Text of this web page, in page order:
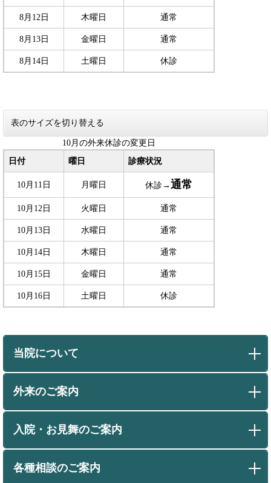
8月12日 木曜日 通常
8月13日 金曜日 通常
8月14日 土曜日 休診
表のサイズを切り替える
10月の外来休診の変更日
日付
曜日 診療状況
10月11日 月曜日 休診→ 通常
10月12日 火曜日 通常
10月13日 水曜日 通常
10月14日 木曜日 通常
10月15日 金曜日 通常
10月16日 土曜日 休診
当院について
外来のご案内
入院・お見舞のご案内
各種相談のご案内